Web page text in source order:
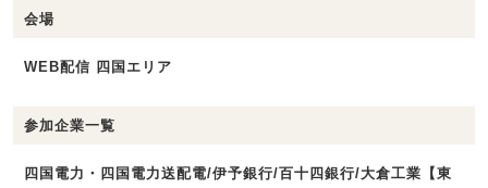
会場
WEB配信 四国エリア
参加企業一覧
四国電力・四国電力送配電/伊予銀行/百十四銀行/大倉工業【東